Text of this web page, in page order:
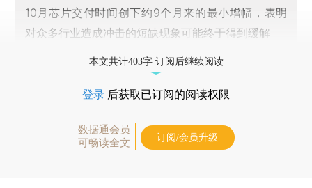
10月芯片交付时间创下约9个月来的最小增幅，表明
对众多行业造成冲击的短缺现象可能终于得到缓解
本文共计403字 订阅后继续阅读
登录 后获取已订阅的阅读权限
数据通会员
可畅读全文
订阅/会员升级